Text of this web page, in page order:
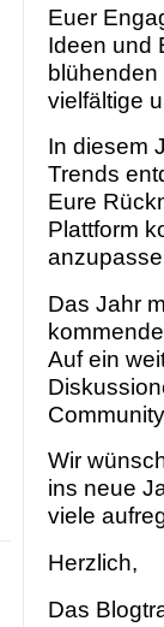
Euer
Ideen und
blühenden
vielfältige
In diesem
Trends
Eure
Plattform
Das Jahr
Auf ein
Wir
ins neue
viele
Herzlich,
Das